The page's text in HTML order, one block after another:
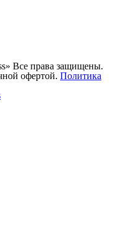
Все права защищены.
офертой. Политика